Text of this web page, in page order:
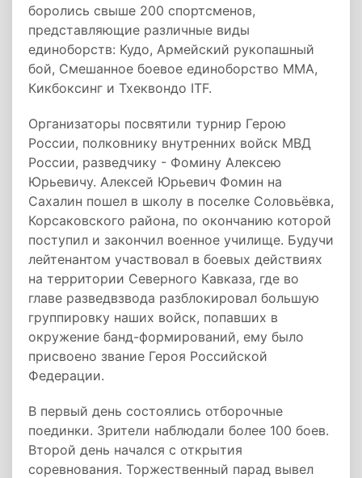
боролись свыше 200 спортсменов,
представляющие различные виды
единоборств: Кудо, Армейский рукопашный
бой, Смешанное боевое единоборство ММА,
Кикбоксинг и Тхеквондо ITF.
Организаторы посвятили турнир Герою
России, полковнику внутренних войск МВД
России, разведчику - Фомину Алексею
Юрьевичу. Алексей Юрьевич Фомин на
Сахалин пошел в школу в поселке Соловьёвка,
Корсаковского района, по окончанию которой
поступил и закончил военное училище. Будучи
лейтенантом участвовал в боевых действиях
на территории Северного Кавказа, где во
главе разведвзвода разблокировал большую
группировку наших войск, попавших в
окружение банд-формирований, ему было
присвоено звание Героя Российской
Федерации.
В первый день состоялись отборочные
поединки. Зрители наблюдали более 100 боев.
Второй день начался с открытия
соревнования. Торжественный парад вывел